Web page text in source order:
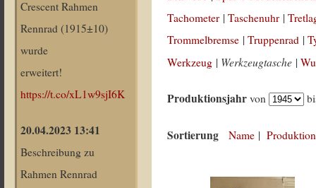
Crescent Rahmen
Rennrad (1915±10)
wurde
erweitert!
https://t.co/xL1w9sjI6K
20.04.2023 13:41
Beschreibung zu
Rahmen Rennrad
Tachometer |Taschenuhr |
Trommelbremse |Truppenrad |
Werkzeug | Werkzeugtasche |
Produktionsjahr von
Sortierung Name |